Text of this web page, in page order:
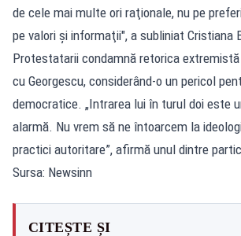
de cele mai multe ori raţionale, nu pe
pe valori şi informaţii", a subliniat Cristiana
Protestatarii condamnă retorica
cu Georgescu, considerând-o un pericol
democratice. „Intrarea lui în turul doi este
alarmă. Nu vrem să ne întoarcem la
practici autoritare”, afirmă unul dintre
Sursa: Newsinn
CITEȘTE ȘI